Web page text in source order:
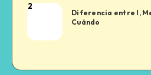
Aleks
2
Diferencia entre I,
Cuándo